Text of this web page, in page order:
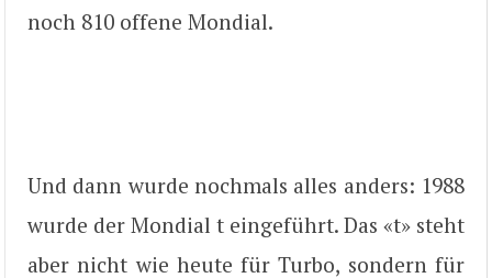
noch 810 offene Mondial.
Und dann wurde nochmals alles anders: 1988
wurde der Mondial t eingeführt. Das «t» steht
aber nicht wie heute für Turbo, sondern für